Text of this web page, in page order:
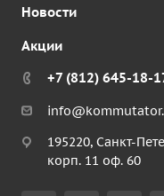
Новости
Акции
+7 (812) 645-18-
195220, Санкт-
корп. 11 оф. 60